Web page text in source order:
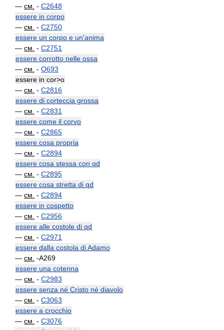
— см. - C2648
essere in corpo
— см. - C2750
essere un corpo e un'anima
— см. - C2751
essere corrotto nelle ossa
— см. - O693
essere in cor>o
— см. - C2816
essere di corteccia grossa
— см. - C2831
essere come il corvo
— см. - C2865
essere cosa propria
— см. - C2894
essere cosa stessa con qd
— см. - C2895
essere cosa stretta di qd
— см. - C2894
essere in cospetto
— см. - C2956
essere alle costole di qd
— см. - C2971
essere dalla costola di Adamo
— см. -A269
essere una cotenna
— см. - C2983
essere senza né Cristo né diavolo
— см. - C3063
essere a crocchio
— см. - C3076